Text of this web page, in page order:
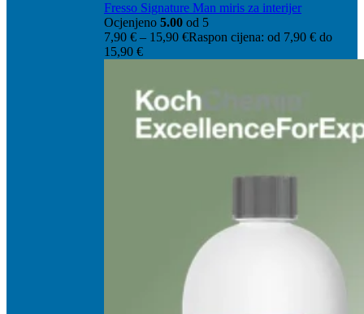
Fresso Signature Man miris za interijer
Ocjenjeno 5.00 od 5
7,90 € – 15,90 €Raspon cijena: od 7,90 € do
15,90 €